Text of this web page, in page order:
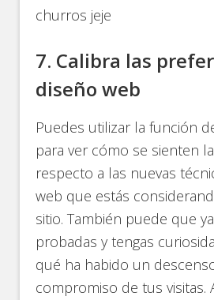
churros jeje
7. Calibra las
diseño web
Puedes utilizar la función
para ver cómo se sienten
respecto a las nuevas
web que estás
sitio. También puede que
probadas y tengas
qué ha habido un
compromiso de tus visitas.